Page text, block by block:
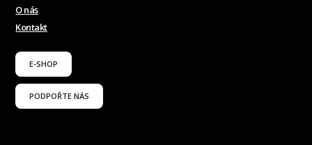
O nás
Kontakt
E-SHOP
PODPOŘTE NÁS